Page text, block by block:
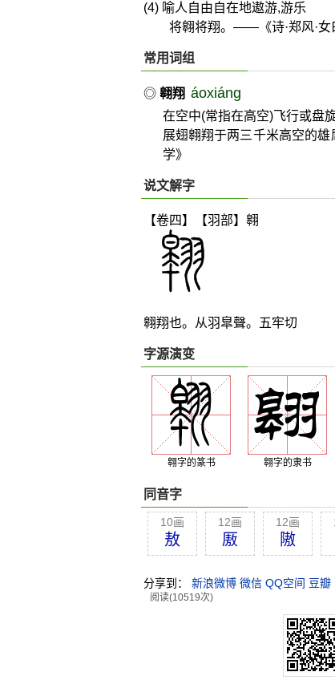
(4) 喻人自由自在地遨游,游乐
将翱将翔。——《诗·郑风·女
常用词组
◎ 翱翔 áoxiáng
在空中(常指在高空)飞行或盘
展翅翱翔于两三千米高空的
学》
说文解字
【卷四】【羽部】 翱
翱翔也。从羽皐聲。五牢切
字源演变
翱字的篆书 翱字的隶书
同音字
10画
敖
12画
厫
12画
隞
分享到： 新浪微博 微信 QQ空间 豆瓣
阅读(10519次)